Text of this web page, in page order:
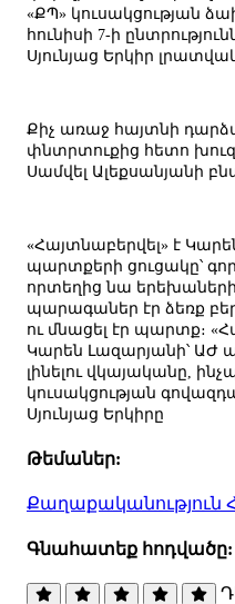
«ՔՊ» կուսակցության
հունիսի 7-ի
Սյունյաց Երկիր
Քիչ առաջ հայտնի
փնտրտուքից հետո
Սամվել Ալեքսանյանի
«Հայտնաբերվել» է
պարտքերի ցուցակը՝
որտեղից նա
պարագաներ էր ձեռք
ու մնացել էր պարտք։
Կարեն Լազարյանի՝ ԱԺ
լինելու վկայականը,
կուսակցության
Սյունյաց Երկիրը
Թեմաներ:
Քաղաքականություն
Գնահատեք հոդվածը: